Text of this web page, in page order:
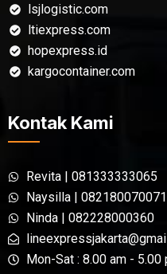
lsjlogistic.com
ltiexpress.com
hopexpress.id
kargocontainer.com
Kontak Kami
Revita | 081333333065
Naysilla | 082180070071
Ninda | 082228000360
Mon-Sat : 8.00 am - 5.00